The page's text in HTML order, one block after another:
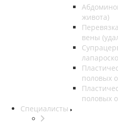
живота)
вены
половых
половых
Специалисты